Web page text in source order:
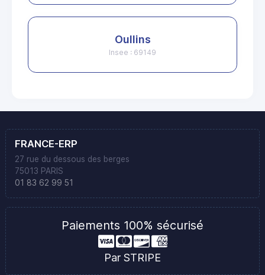
Oullins
Insee : 69149
FRANCE-ERP
27 rue du dessous des berges
75013 PARIS
01 83 62 99 51
Paiements 100% sécurisé
Par STRIPE